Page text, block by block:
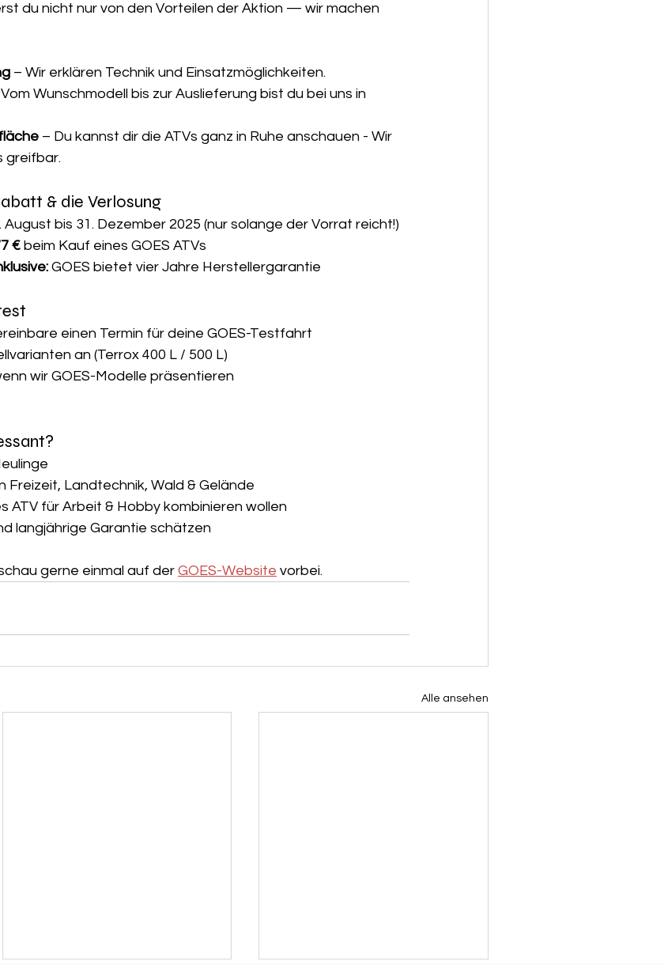
du nicht nur von den Vorteilen der Aktion — wir machen
– Wir erklären Technik und Einsatzmöglichkeiten.
Wunschmodell bis zur Auslieferung bist du bei uns in
– Du kannst dir die ATVs ganz in Ruhe anschauen - Wir
greifbar.
& die Verlosung
August bis 31. Dezember 2025 (nur solange der Vorrat reicht!)
€ beim Kauf eines GOES ATVs
GOES bietet vier Jahre Herstellergarantie
einen Termin für deine GOES-Testfahrt
an (Terrox 400 L / 500 L)
wir GOES-Modelle präsentieren
Freizeit, Landtechnik, Wald & Gelände
ATV für Arbeit & Hobby kombinieren wollen
langjährige Garantie schätzen
gerne einmal auf der GOES-Website vorbei.
Alle ansehen